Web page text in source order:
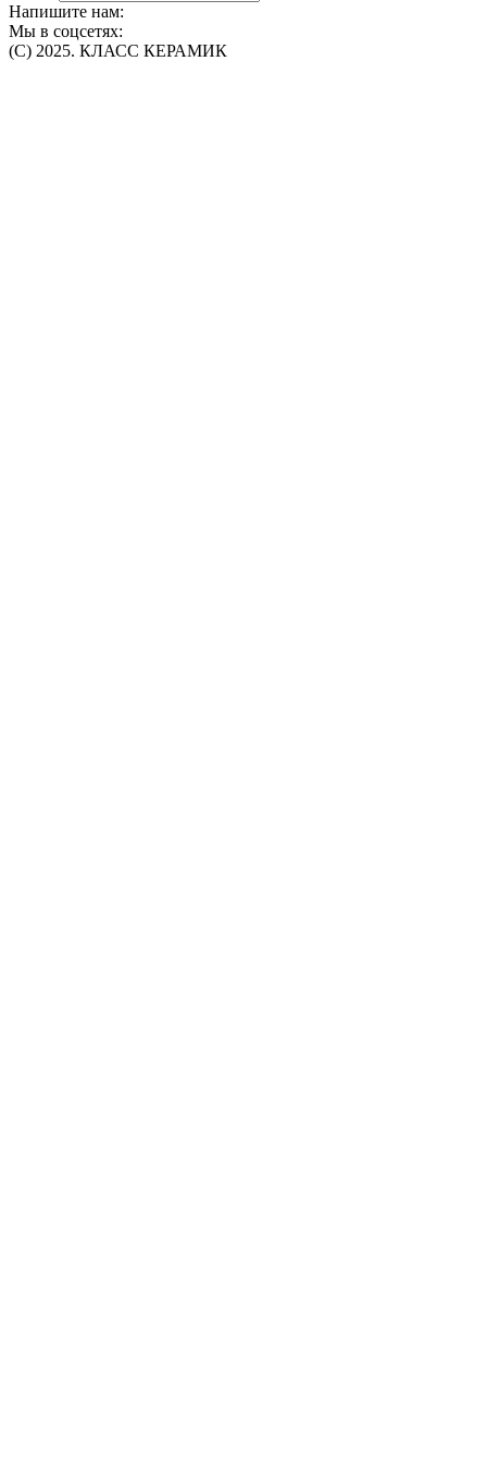
Напишите нам:
Мы в соцсетях:
(C) 2025. КЛАСС КЕРАМИК